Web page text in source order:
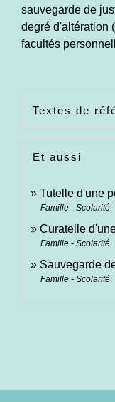
sauvegarde de
degré d'altération
facultés
Textes de
Et aussi
Tutelle d'une
Famille - Scolarité
Curatelle
Famille - Scolarité
Sauvegarde
Famille - Scolarité